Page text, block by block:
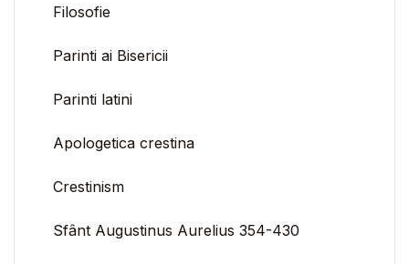
Filosofie
Parinti ai Bisericii
Parinti latini
Apologetica crestina
Crestinism
Sfânt Augustinus Aurelius 354-430